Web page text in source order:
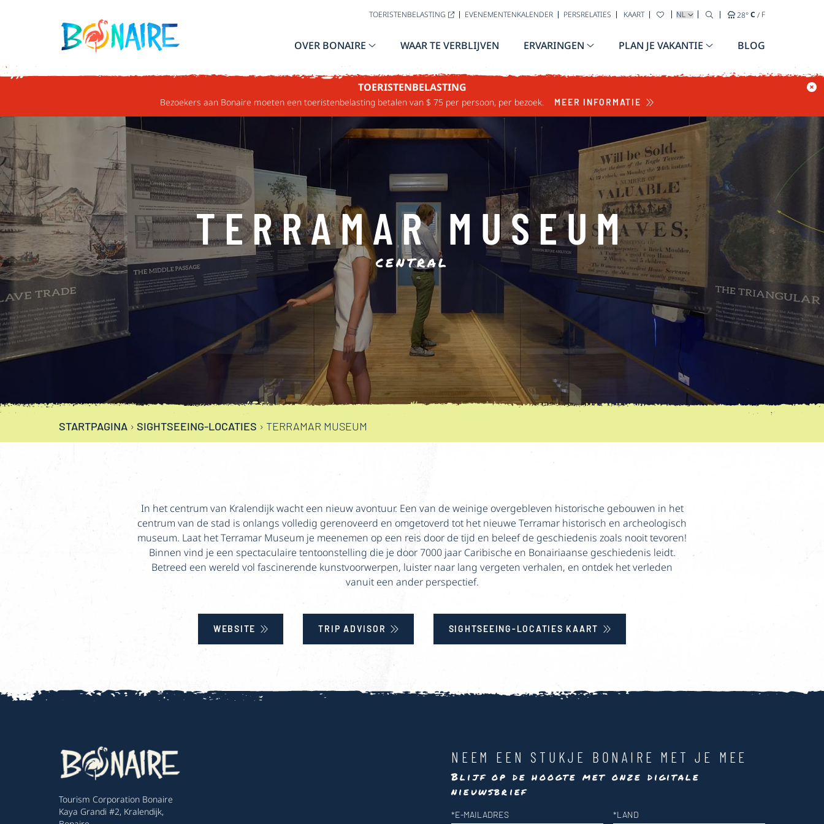
TOERISTENBELASTING EVENEMENTENKALENDER PERSRELATIES KAART TAAL SELECTEREN 28°C / F
OVER BONAIRE WAAR TE VERBLIJVEN ERVARINGEN PLAN JE VAKANTIE BLOG
TOERISTENBELASTING
Bezoekers aan Bonaire moeten een toeristenbelasting betalen van $ 75 per persoon, per bezoek. MEER INFORMATIE
TERRAMAR MUSEUM
CENTRAL
STARTPAGINA › SIGHTSEEING-LOCATIES › TERRAMAR MUSEUM
In het centrum van Kralendijk wacht een nieuw avontuur. Een van de weinige overgebleven historische gebouwen in het
centrum van de stad is onlangs volledig gerenoveerd en omgetoverd tot het nieuwe Terramar historisch en archeologisch
museum. Laat het Terramar Museum je meenemen op een reis door de tijd en beleef de geschiedenis zoals nooit tevoren!
Binnen vind je een spectaculaire tentoonstelling die je door 7000 jaar Caribische en Bonairiaanse geschiedenis leidt.
Betreed een wereld vol fascinerende kunstvoorwerpen, luister naar lang vergeten verhalen, en ontdek het verleden
vanuit een ander perspectief.
WEBSITE TRIP ADVISOR SIGHTSEEING-LOCATIES KAART
Tourism Corporation Bonaire
Kaya Grandi #2, Kralendijk,
NEEM EEN STUKJE BONAIRE MET JE MEE
Blijf op de hoogte met onze digitale
nieuwsbrief
Nieuwsbrief
*E-MAILADRES *LAND